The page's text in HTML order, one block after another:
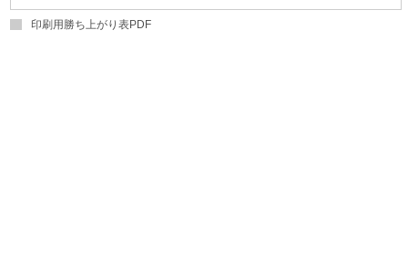
印刷用勝ち上がり表PDF